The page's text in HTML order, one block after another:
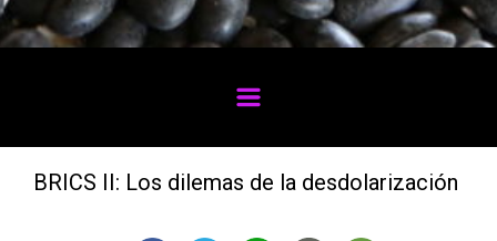
BRICS II: Los dilemas de la desdolarización